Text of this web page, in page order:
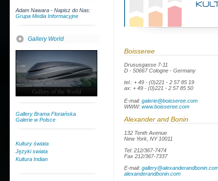
Adam Nawara - Napisz do Nas:
Grupa Media Informacyjne
Gallery World
Gallery Brama Floriańska
Galerie w Polsce
Kultury świata
Języki swiata
Kultura Indian
Boisseree
Drususgasse 7-11
D - 50667 Cologne - Germany
tel.: + 49 - (0)221 - 2 57 85 19
ax: + 49 - (0)221 - 2 57 85 50
E-mail: galerie@boisseree.com
WWW: www.boisseree.com
Alexander and Bonin
132 Tenth Avenue
New York, NY 10011
Tel: 212/367-7474
Fax 212/367-7337
E-mail:
alexanderandbonin.com